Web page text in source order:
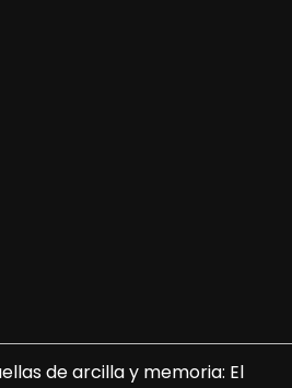
de arcilla y memoria: El